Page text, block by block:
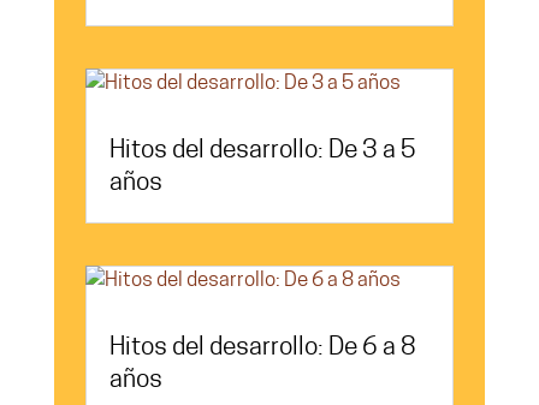
Hitos del desarrollo: De 3 a 5
años
Hitos del desarrollo: De 6 a 8
años